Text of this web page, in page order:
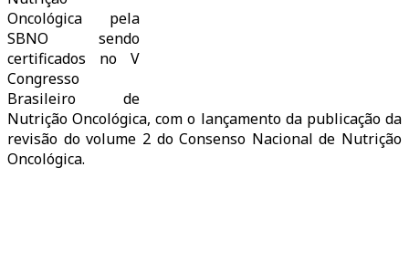
Oncológica pela
SBNO sendo
certificados no V
Congresso
Brasileiro de
Nutrição Oncológica, com o lançamento da publicação da
revisão do volume 2 do Consenso Nacional de Nutrição
Oncológica.